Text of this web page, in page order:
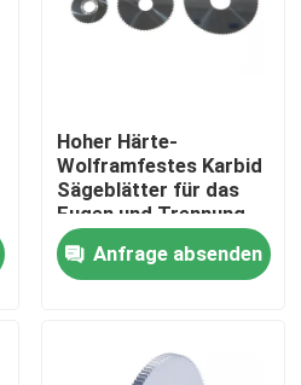
Hoher Härte-
Wolframfestes Karbid
Sägeblätter für das
Fugen und Trennung-
Weg
Anfrage absenden